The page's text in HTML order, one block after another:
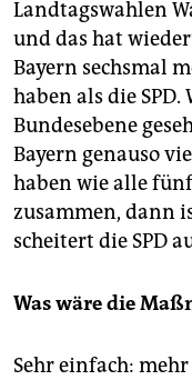
Landtagswahlen
und das hat
Bayern sechsmal
haben als die
Bundesebene
Bayern genauso
haben wie alle
zusammen, dann
scheitert die SPD
Was wäre die
Sehr einfach: